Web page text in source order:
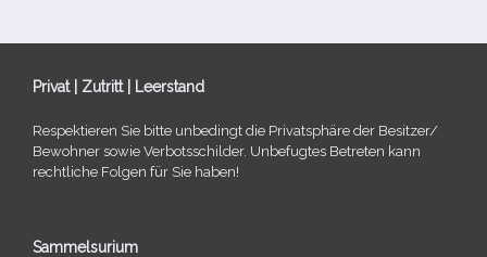
Privat | Zutritt | Leerstand
Respektieren Sie bitte unbe­dingt die Privatsphäre der Besitzer/​
Bewohner sowie Verbotsschilder. Unbefugtes Betreten kann
recht­li­che Folgen für Sie haben!
Sammelsurium